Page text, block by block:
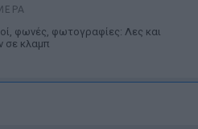
φωνές, φωτογραφίες: Λες και
σε κλαμπ